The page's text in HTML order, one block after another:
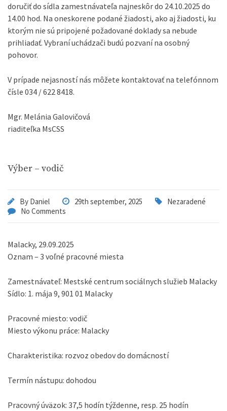
doručiť do sídla zamestnávateľa najneskôr do 24.10.2025 do
14.00 hod. Na oneskorene podané žiadosti, ako aj žiadosti, ku
ktorým nie sú pripojené požadované doklady sa nebude
prihliadať. Vybraní uchádzači budú pozvaní na osobný
pohovor.
V prípade nejasností nás môžete kontaktovať na telefónnom
čísle 034 / 622 8418.
Mgr. Melánia Galovičová
riaditeľka MsCSS
Výber – vodič
By Daniel 29th september, 2025
Nezaradené
No Comments
Malacky, 29.09.2025
Oznam – 3 voľné pracovné miesta
Zamestnávateľ: Mestské centrum sociálnych služieb Malacky
Sídlo: 1. mája 9, 901 01 Malacky
Pracovné miesto: vodič
Miesto výkonu práce: Malacky
Charakteristika: rozvoz obedov do domácností
Termín nástupu: dohodou
Pracovný úväzok: 37,5 hodín týždenne, resp. 25 hodín